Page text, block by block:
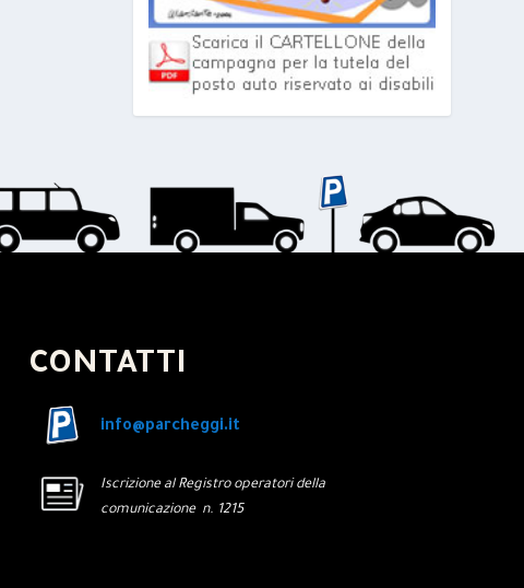
CONTATTI
info@parcheggi.it
Iscrizione al Registro operatori della
comunicazione n. 1215